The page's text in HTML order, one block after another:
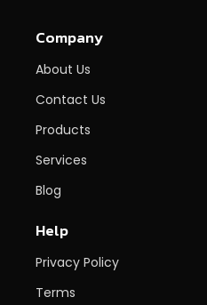
Company
About Us
Contact Us
Products
Services
Blog
Help
Privacy Policy
Terms